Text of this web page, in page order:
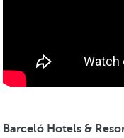
Barceló Hotels &